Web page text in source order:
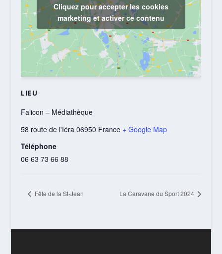
LIEU
Falicon – Médiathèque
58 route de l'Iéra 06950 France + Google Map
Téléphone
06 63 73 66 88
Cliquez pour accepter les cookies
marketing et activer ce contenu
Fête de la St-Jean La Caravane du Sport 2024